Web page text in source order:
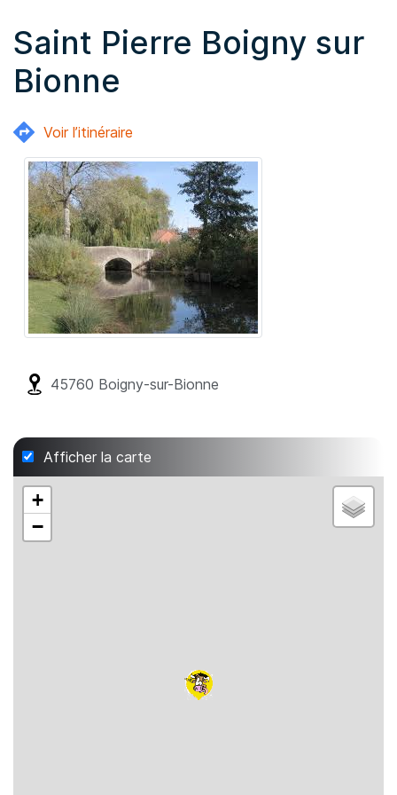
Saint Pierre Boigny sur
Bionne
Voir l’itinéraire
45760 Boigny-sur-Bionne
Afficher la carte
+
−